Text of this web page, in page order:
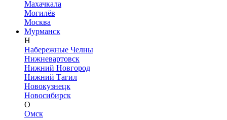
Махачкала
Могилёв
Москва
Мурманск
Н
Набережные Челны
Нижневартовск
Нижний Новгород
Нижний Тагил
Новокузнецк
Новосибирск
О
Омск